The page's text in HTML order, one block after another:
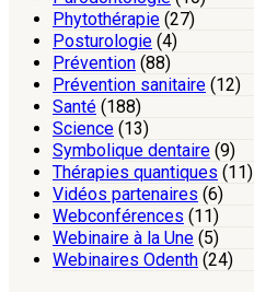
Phytothérapie (27)
Posturologie (4)
Prévention (88)
Prévention sanitaire (12)
Santé (188)
Science (13)
Symbolique dentaire (9)
Thérapies quantiques (11)
Vidéos partenaires (6)
Webconférences (11)
Webinaire à la Une (5)
Webinaires Odenth (24)